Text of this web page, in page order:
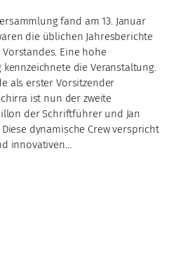
fand am 13. Januar
die üblichen Jahresberichte
Eine hohe
die Veranstaltung.
als erster Vorsitzender
ist nun der zweite
der Schriftführer und Jan
dynamische Crew verspricht
innovativen…